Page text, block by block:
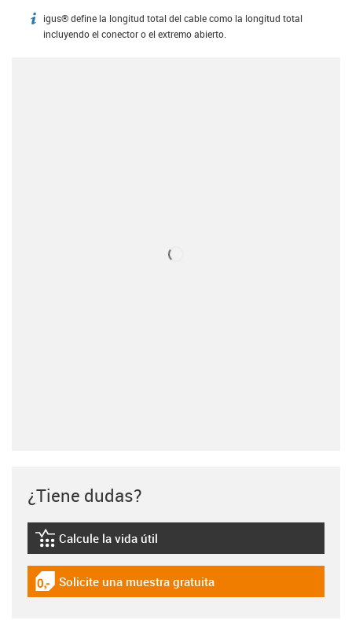
igus-icon-info
igus® define la longitud total del cable como la longitud total
incluyendo el conector o el extremo abierto.
¿Tiene dudas?
igus-icon-lebensdauerrechner
Calcule la vida útil
igus-icon-gratismuster
Solicite una muestra gratuita